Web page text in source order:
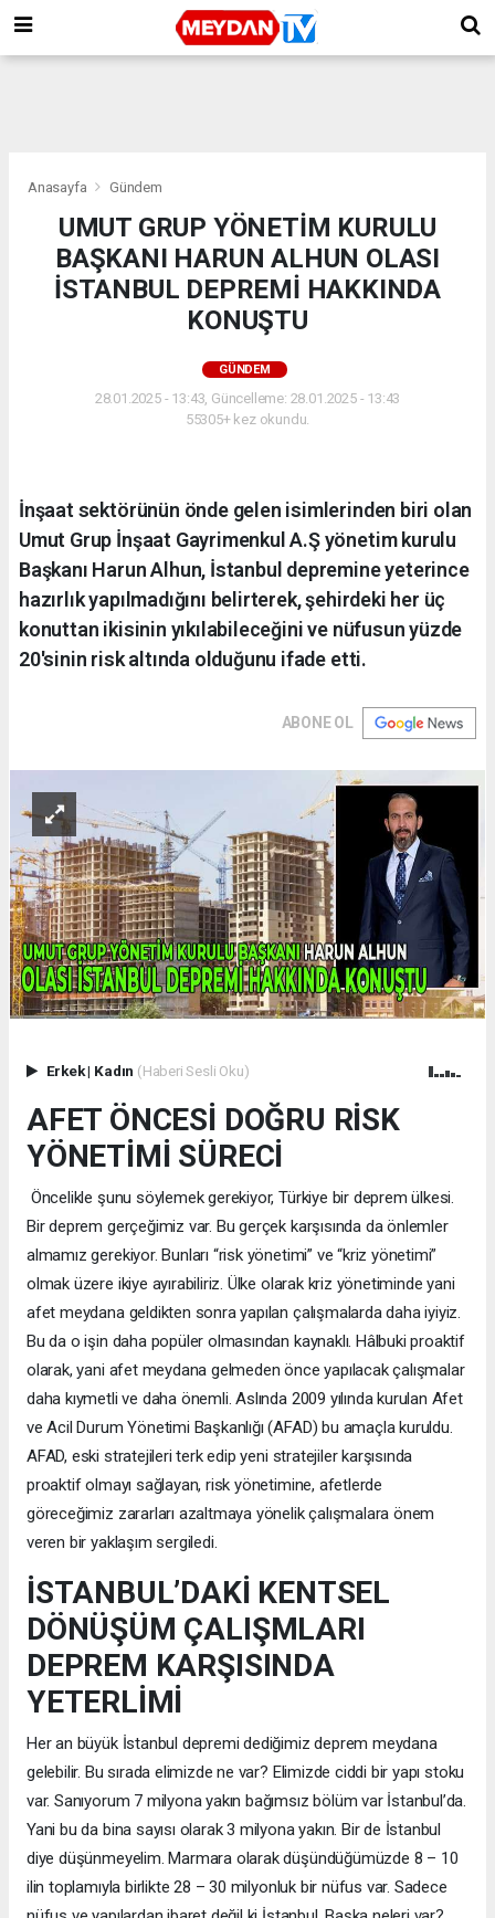
Anasayfa Gündem
UMUT GRUP YÖNETİM KURULU
BAŞKANI HARUN ALHUN OLASI
İSTANBUL DEPREMİ HAKKINDA
KONUŞTU
GÜNDEM
28.01.2025 - 13:43, Güncelleme: 28.01.2025 - 13:43
55305+ kez okundu.
İnşaat sektörünün önde gelen isimlerinden biri olan
Umut Grup İnşaat Gayrimenkul A.Ş yönetim kurulu
Başkanı Harun Alhun, İstanbul depremine yeterince
hazırlık yapılmadığını belirterek, şehirdeki her üç
konuttan ikisinin yıkılabileceğini ve nüfusun yüzde
20'sinin risk altında olduğunu ifade etti.
ABONE OL
Erkek| Kadın (Haberi Sesli Oku)
AFET ÖNCESİ DOĞRU RİSK
YÖNETİMİ SÜRECİ
Öncelikle şunu söylemek gerekiyor, Türkiye bir deprem ülkesi.
Bir deprem gerçeğimiz var. Bu gerçek karşısında da önlemler
almamız gerekiyor. Bunları “risk yönetimi” ve “kriz yönetimi”
olmak üzere ikiye ayırabiliriz. Ülke olarak kriz yönetiminde yani
afet meydana geldikten sonra yapılan çalışmalarda daha iyiyiz.
Bu da o işin daha popüler olmasından kaynaklı. Hâlbuki proaktif
olarak, yani afet meydana gelmeden önce yapılacak çalışmalar
daha kıymetli ve daha önemli. Aslında 2009 yılında kurulan Afet
ve Acil Durum Yönetimi Başkanlığı (AFAD) bu amaçla kuruldu.
AFAD, eski stratejileri terk edip yeni stratejiler karşısında
proaktif olmayı sağlayan, risk yönetimine, afetlerde
göreceğimiz zararları azaltmaya yönelik çalışmalara önem
veren bir yaklaşım sergiledi.
İSTANBUL’DAKİ KENTSEL
DÖNÜŞÜM ÇALIŞMLARI
DEPREM KARŞISINDA
YETERLİMİ
Her an büyük İstanbul depremi dediğimiz deprem meydana
gelebilir. Bu sırada elimizde ne var? Elimizde ciddi bir yapı stoku
var. Sanıyorum 7 milyona yakın bağımsız bölüm var İstanbul’da.
Yani bu da bina sayısı olarak 3 milyona yakın. Bir de İstanbul
diye düşünmeyelim. Marmara olarak düşündüğümüzde 8 – 10
ilin toplamıyla birlikte 28 – 30 milyonluk bir nüfus var. Sadece